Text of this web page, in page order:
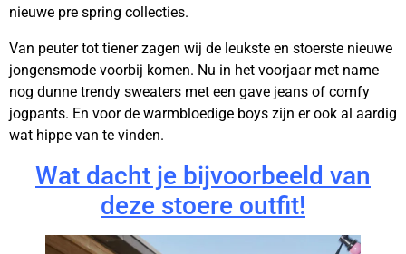
nieuwe pre spring collecties.
Van peuter tot tiener zagen wij de leukste en stoerste nieuwe
jongensmode voorbij komen. Nu in het voorjaar met name
nog dunne trendy sweaters met een gave jeans of comfy
jogpants. En voor de warmbloedige boys zijn er ook al aardig
wat hippe van te vinden.
Wat dacht je bijvoorbeeld van
deze stoere outfit!